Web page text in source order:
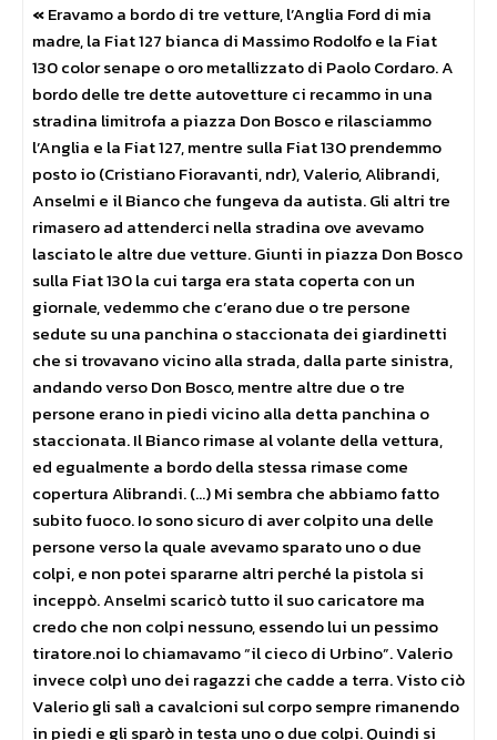
«Eravamo a bordo di tre vetture, l’Anglia Ford di mia
madre, la Fiat 127 bianca di Massimo Rodolfo e la Fiat
130 color senape o oro metallizzato di Paolo Cordaro. A
bordo delle tre dette autovetture ci recammo in una
stradina limitrofa a piazza Don Bosco e rilasciammo
l’Anglia e la Fiat 127, mentre sulla Fiat 130 prendemmo
posto io (Cristiano Fioravanti, ndr), Valerio, Alibrandi,
Anselmi e il Bianco che fungeva da autista. Gli altri tre
rimasero ad attenderci nella stradina ove avevamo
lasciato le altre due vetture. Giunti in piazza Don Bosco
sulla Fiat 130 la cui targa era stata coperta con un
giornale, vedemmo che c’erano due o tre persone
sedute su una panchina o staccionata dei giardinetti
che si trovavano vicino alla strada, dalla parte sinistra,
andando verso Don Bosco, mentre altre due o tre
persone erano in piedi vicino alla detta panchina o
staccionata. Il Bianco rimase al volante della vettura,
ed egualmente a bordo della stessa rimase come
copertura Alibrandi. (…) Mi sembra che abbiamo fatto
subito fuoco. Io sono sicuro di aver colpito una delle
persone verso la quale avevamo sparato uno o due
colpi, e non potei spararne altri perché la pistola si
inceppò. Anselmi scaricò tutto il suo caricatore ma
credo che non colpi nessuno, essendo lui un pessimo
tiratore.noi lo chiamavamo “il cieco di Urbino”. Valerio
invece colpì uno dei ragazzi che cadde a terra. Visto ciò
Valerio gli salì a cavalcioni sul corpo sempre rimanendo
in piedi e gli sparò in testa uno o due colpi. Quindi si